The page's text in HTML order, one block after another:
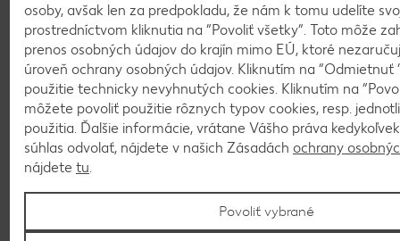
Duálne vzdelávanie
osoby, avšak len za predpokladu, že nám k tomu udelíte
prostredníctvom kliknutia na “Povoliť všetky”. Toto môže
prenos osobných údajov do krajín mimo EÚ, ktoré
úroveň ochrany osobných údajov. Kliknutím na “Odmietnuť
použitie technicky nevyhnutých cookies. Kliknutím na
môžete povoliť použitie rôznych typov cookies, resp.
použitia. Ďalšie informácie, vrátane Vášho práva
súhlas odvolať, nájdete v našich Zásadách ochrany
nájdete tu
Povoliť vybrané